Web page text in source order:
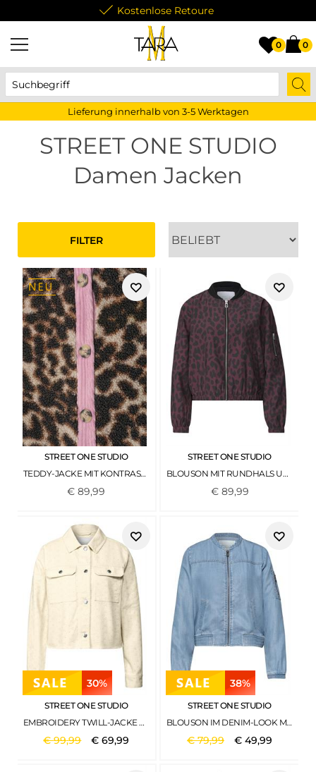
Kostenlose Retoure
0 0
Lieferung innerhalb von 3-5 Werktagen
STREET ONE STUDIO
Damen Jacken
FILTER
STREET ONE STUDIO
TEDDY-JACKE MIT KONTRASTDETAIL BLACK
€89,99
STREET ONE STUDIO
BLOUSON MIT RUNDHALS UND LEO-MUSTER VERY BERRY
€ 89,99
30%
STREET ONE STUDIO
EMBROIDERY TWILL-JACKE VELVET CREAM
€99,99 €69,99
38%
STREET ONE STUDIO
BLOUSON IM DENIM-LOOK MIT RUNDHALS LIGHT BLUE SOFT WASH
€79,99 €49,99